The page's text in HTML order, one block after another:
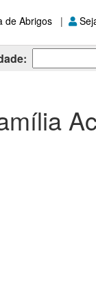
de Abrigos |